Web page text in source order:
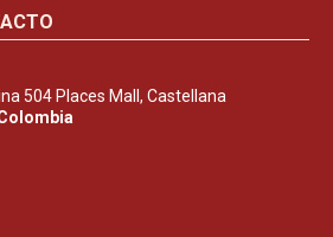
504 Places Mall, Castellana